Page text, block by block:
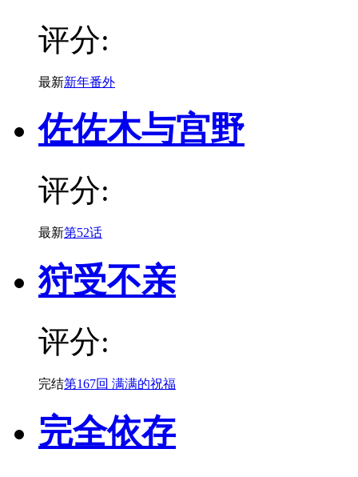
评分:
最新新年番外
佐佐木与宫野
评分:
最新第52话
狩受不亲
评分:
完结第167回 满满的祝福
完全依存